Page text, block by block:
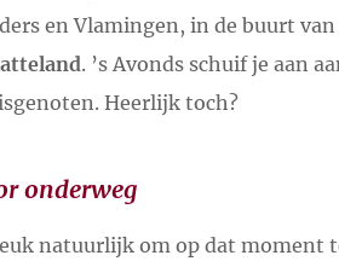
en Vlamingen, in de buurt
. ’s Avonds schuif je aan
Heerlijk toch?
onderweg
natuurlijk om op dat moment